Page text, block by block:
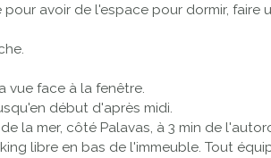
avoir de l'espace pour dormir,
vue face à la fenêtre.
début d'après midi.
la mer, côté Palavas, à 3 min de
libre en bas de l'immeuble. Tout